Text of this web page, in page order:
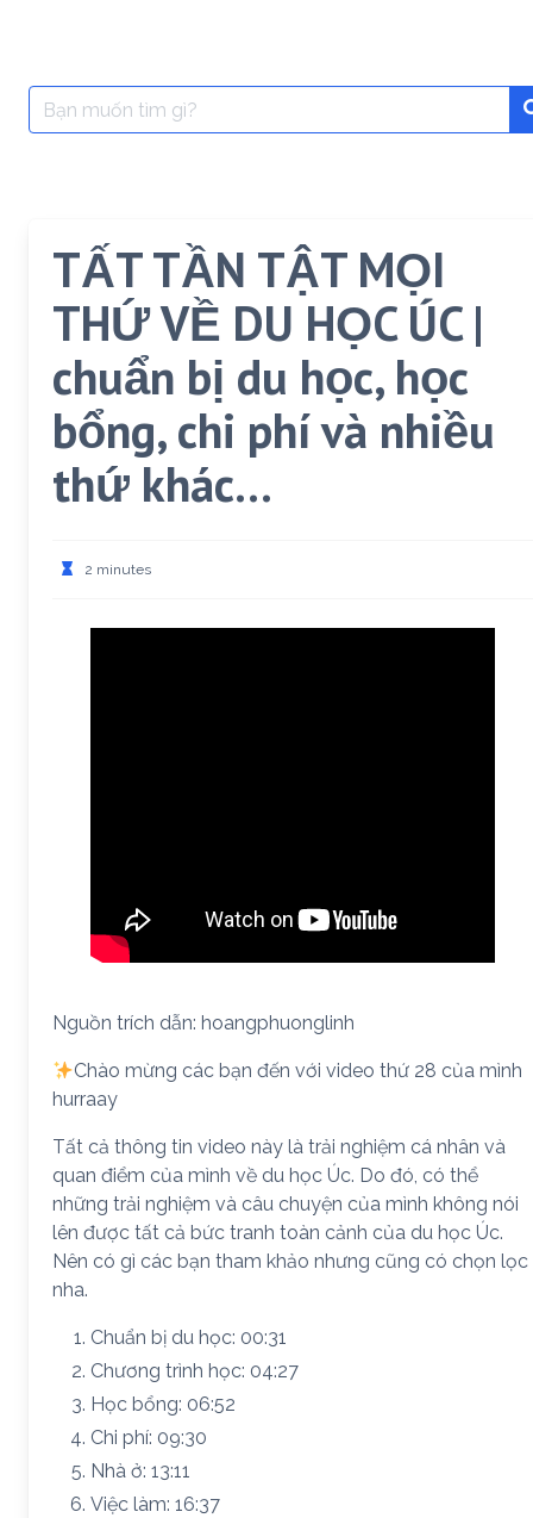
Search
for:
TẤT TẦN TẬT MỌI
THỨ VỀ DU HỌC ÚC |
chuẩn bị du học, học
bổng, chi phí và nhiều
thứ khác…
2 minutes
Nguồn trích dẫn: hoangphuonglinh
Chào mừng các bạn đến với video thứ 28 của mình
hurraay
Tất cả thông tin video này là trải nghiệm cá nhân và
quan điểm của mình về du học Úc. Do đó, có thể
những trải nghiệm và câu chuyện của mình không nói
lên được tất cả bức tranh toàn cảnh của du học Úc.
Nên có gì các bạn tham khảo nhưng cũng có chọn lọc
nha.
Chuẩn bị du học: 00:31
Chương trình học: 04:27
Học bổng: 06:52
Chi phí: 09:30
Nhà ở: 13:11
Việc làm: 16:37